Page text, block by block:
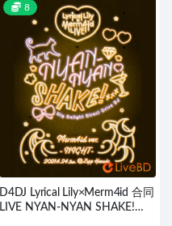
8
D4DJ Lyrical Lily×Merm4id 合同
LIVE NYAN-NYAN SHAKE!